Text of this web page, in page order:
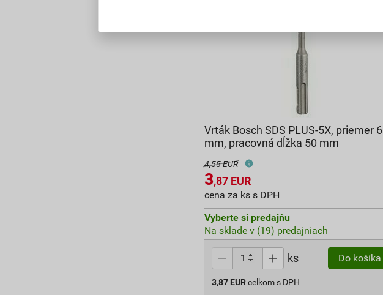
Vrták Bosch SDS PLUS-5X, priemer 6
mm, pracovná dĺžka 50 mm
4,55 EUR
3,87 EUR
cena za ks s DPH
Vyberte si predajňu
Na sklade v (19) predajniach
ks Do košíka
3,87 EUR celkom s DPH